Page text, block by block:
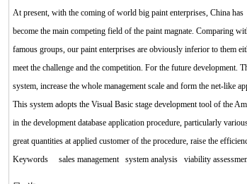
At present, with the coming of world big paint enterprises, China has
become the main competing field of the paint magnate. Comparing
famous groups, our paint enterprises are obviously inferior to them
meet the challenge and the competition. For the future development.
system, increase the whole management scale and form the net-like
This system adopts the Visual Basic stage development tool of the
in the development database application procedure, particularly
great quantities at applied customer of the procedure, raise the
Keywords sales management system analysis viability